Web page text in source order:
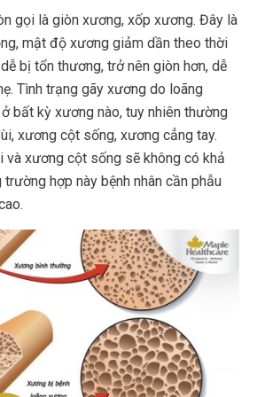
gọi là giòn xương, xốp xương. Đây là
mật độ xương giảm dần theo thời
bị tổn thương, trở nên giòn hơn, dễ
Tình trạng gãy xương do loãng
bất kỳ xương nào, tuy nhiên thường
xương cột sống, xương cẳng tay.
và xương cột sống sẽ không có khả
hợp này bệnh nhân cần phẫu